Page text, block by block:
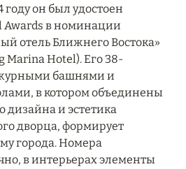
он был удостоен
Awards в номинации
отель Ближнего Востока»
Marina Hotel). Его 38-
башнями и
в котором объединены
дизайна и эстетика
дворца, формирует
города. Номера
в интерьерах элементы